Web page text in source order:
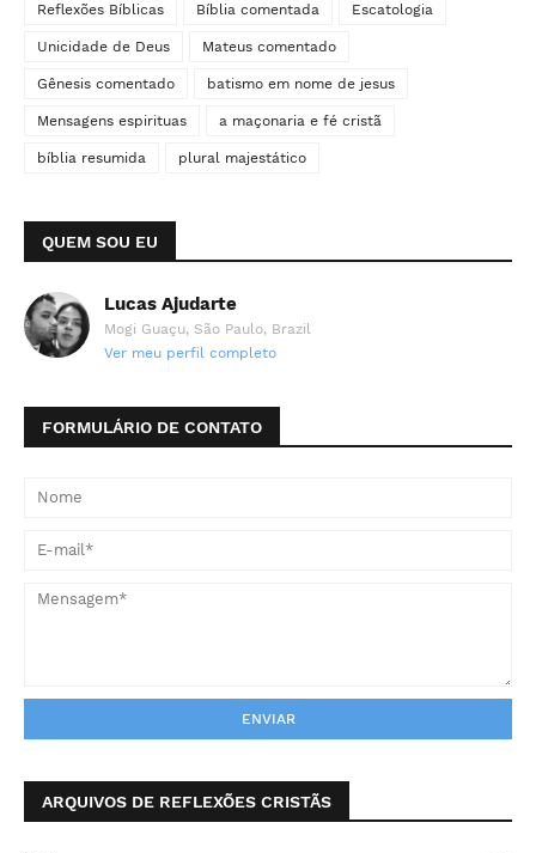
Reflexões Bíblicas Bíblia comentada Escatologia
Unicidade de Deus Mateus comentado
Gênesis comentado batismo em nome de jesus
Mensagens espirituas a maçonaria e fé cristã
bíblia resumida plural majestático
QUEM SOU EU
Lucas Ajudarte
Mogi Guaçu, São Paulo, Brazil
Ver meu perfil completo
FORMULÁRIO DE CONTATO
ARQUIVOS DE REFLEXÕES CRISTÃS